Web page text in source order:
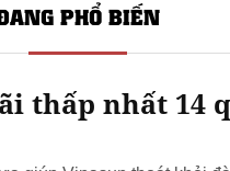
PHỔ BIẾN
thấp nhất 14